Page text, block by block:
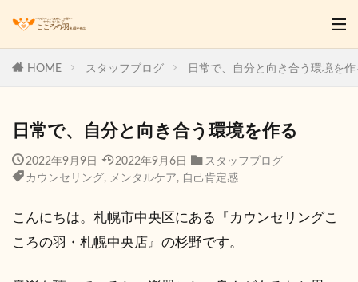
HOME スタッフブログ 日常で、自分と向き合う環境を作
日常で、自分と向き合う環境を作る
2022年9月9日 2022年9月6日
スタッフブログ
カウンセリング, メンタルケア, 自己肯定感
こんにちは。札幌市中央区にある『カウンセリングこ
ころの羽・札幌中央店』の杉野です。